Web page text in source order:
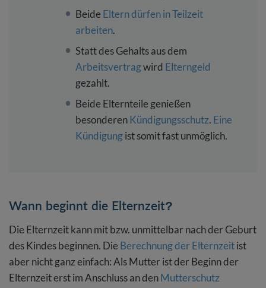
Beide Eltern dürfen in Teilzeit
arbeiten.
Statt des Gehalts aus dem
Arbeitsvertragwird Elterngeld
gezahlt.
Beide Elternteile genießen
besonderenKündigungsschutz. Eine
Kündigungist somit fast unmöglich.
Wann beginnt die Elternzeit?
Die Elternzeit kann mit bzw. unmittelbar nach der Geburt
des Kindes beginnen. Die Berechnung der Elternzeitist
aber nicht ganz einfach: Als Mutter ist der Beginn der
Elternzeit erst im Anschluss an denMutterschutz